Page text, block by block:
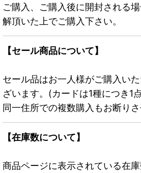
ご購入、ご購入後に開封される
解頂いた上でご購入下さい。
【セール商品について】
セール品はお一人様がご購入い
ざいます。(カードは1種につき1
同一住所での複数購入もお断りさ
【在庫数について】
商品ページに表示されている在